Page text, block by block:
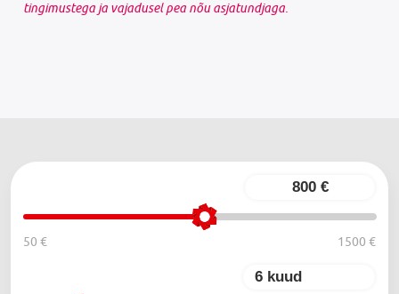
tingimustega ja vajadusel pea nõu asjatundjaga.
50 € 1500 €